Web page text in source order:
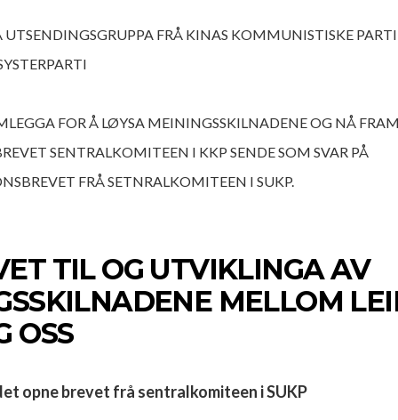
UTSENDINGSGRUPPA FRÅ KINAS KOMMUNISTISKE
FOR Å LØYSA MEININGSSKILNADENE OG NÅ
SENTRALKOMITEEN I KKP SENDE SOM SVAR PÅ
FRÅ SETNRALKOMITEEN I SUKP.
TIL OG UTVIKLINGA AV
MELLOM
OSS
opne brevet frå sentralkomiteen i SUKP